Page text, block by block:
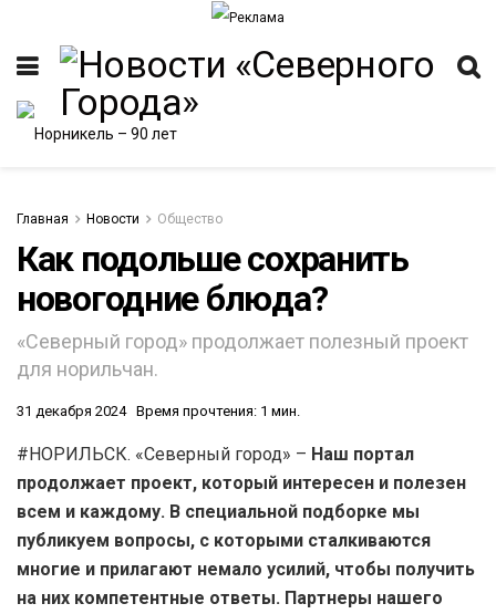
Главная Новости Общество
Как подольше сохранить
новогодние блюда?
«Северный город» продолжает полезный проект
для норильчан.
31 декабря 2024 Время прочтения: 1 мин.
#НОРИЛЬСК. «Северный город» – Наш портал
продолжает проект, который интересен и полезен
всем и каждому. В специальной подборке мы
публикуем вопросы, с которыми сталкиваются
многие и прилагают немало усилий, чтобы получить
на них компетентные ответы. Партнеры нашего